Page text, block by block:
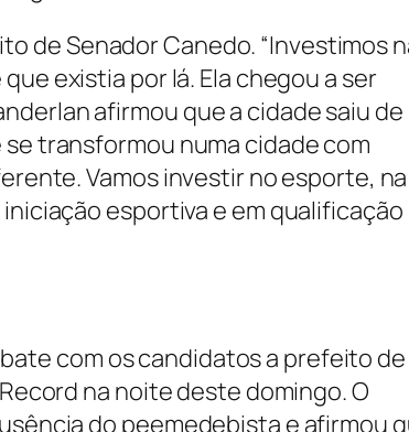
de Senador Canedo. “Investimos
existia por lá. Ela chegou a ser
afirmou que a cidade saiu de
transformou numa cidade com
Vamos investir no esporte, na
esportiva e em qualificação
com os candidatos a prefeito de
na noite deste domingo. O
do peemedebista e afirmou